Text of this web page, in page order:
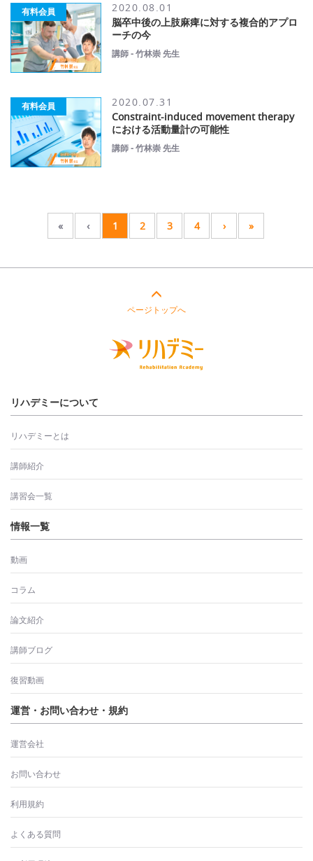
有料会員
2020.08.01
脳卒中後の上肢麻痺に対する複合的アプロ
ーチの今
講師 - 竹林崇 先生
有料会員
2020.07.31
Constraint-induced movement therapy
における活動量計の可能性
講師 - 竹林崇 先生
« ‹ 1 2 3 4 › »
ページトップへ
リハデミーについて
リハデミーとは
講師紹介
講習会一覧
情報一覧
動画
コラム
論文紹介
講師ブログ
復習動画
運営・お問い合わせ・規約
運営会社
お問い合わせ
利用規約
よくある質問